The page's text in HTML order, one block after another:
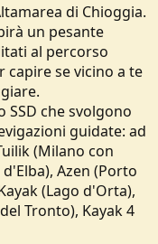
di Chioggia.
un pesante
al percorso
capire se vicino a te
SSD che svolgono
guidate: ad
(Milano con
Azen (Porto
(Lago d'Orta),
Tronto), Kayak 4